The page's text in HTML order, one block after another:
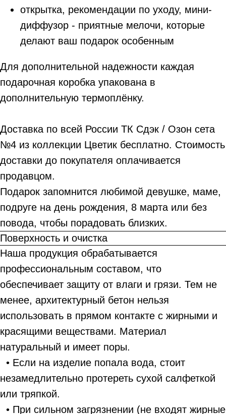
открытка, рекомендации по уходу, мини-
диффузор - приятные мелочи, которые
делают ваш подарок особенным
Для дополнительной надежности каждая
подарочная коробка упакована в
дополнительную термоплёнку.
Доставка по всей России ТК Сдэк / Озон сета
№4 из коллекции Цветик бесплатно. Стоимость
доставки до покупателя оплачивается
продавцом.
Подарок запомнится любимой девушке, маме,
подруге на день рождения, 8 марта или без
повода, чтобы порадовать близких.
Поверхность и очистка
Наша продукция обрабатывается
профессиональным составом, что
обеспечивает защиту от влаги и грязи. Тем не
менее, архитектурный бетон нельзя
использовать в прямом контакте с жирными и
красящими веществами. Материал
натуральный и имеет поры.
• Если на изделие попала вода, стоит
незамедлительно протереть сухой салфеткой
или тряпкой.
• При сильном загрязнении (не входят жирные